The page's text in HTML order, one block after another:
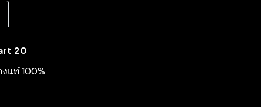
20
งแท้ 100%